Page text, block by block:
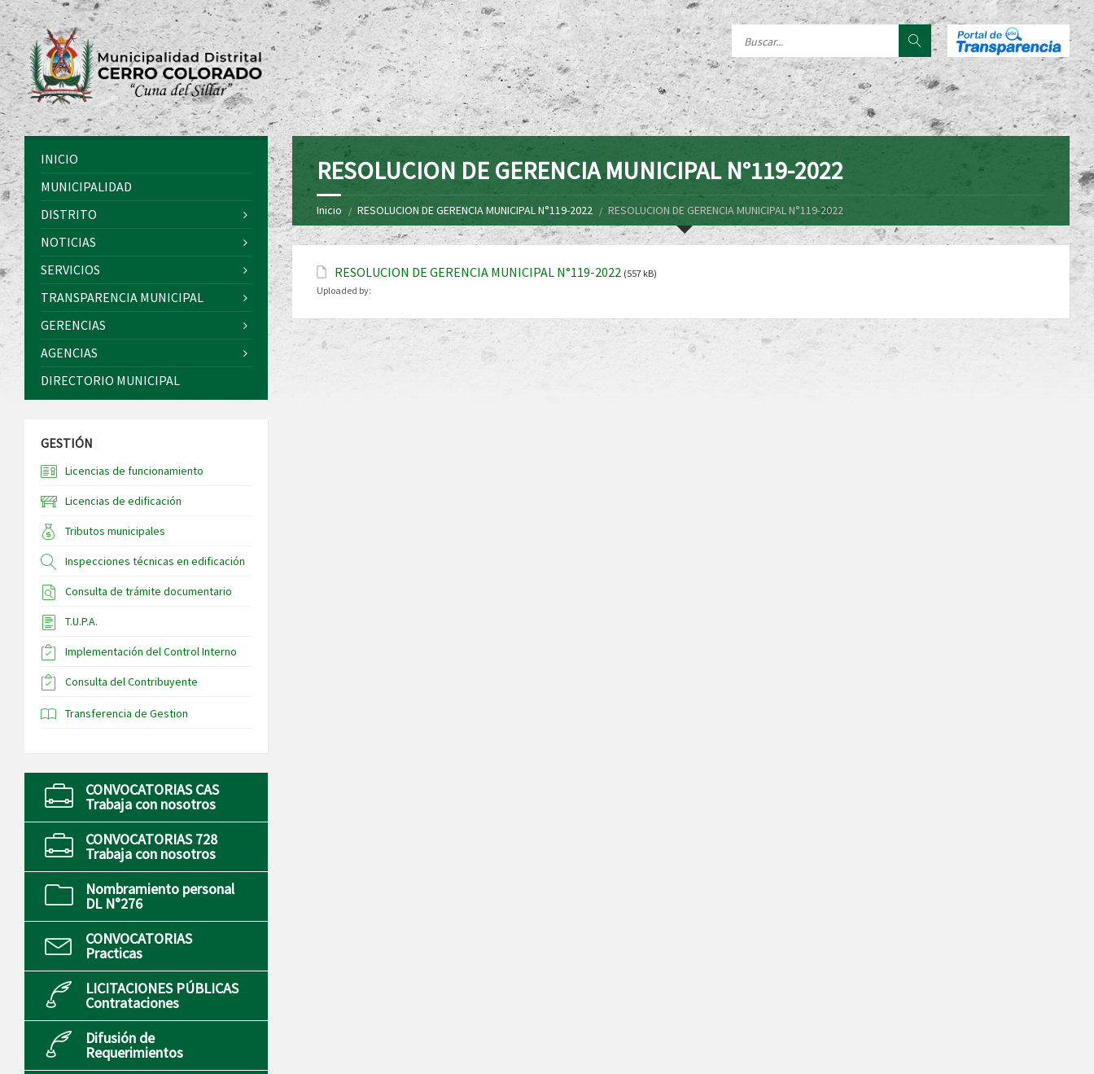
RESOLUCION DE GERENCIA MUNICIPAL N°119-2022
Inicio RESOLUCION DE GERENCIA MUNICIPAL N°119-2022 RESOLUCION DE GERENCIA MUNICIPAL N°119-2022
RESOLUCION DE GERENCIA MUNICIPAL N°119-2022 (557 kB)
Uploaded by:
INICIO
MUNICIPALIDAD
DISTRITO
NOTICIAS
SERVICIOS
TRANSPARENCIA MUNICIPAL
GERENCIAS
AGENCIAS
DIRECTORIO MUNICIPAL
GESTIÓN
Licencias de funcionamiento
Licencias de edificación
Tributos municipales
Inspecciones técnicas en edificación
Consulta de trámite documentario
T.U.P.A.
Implementación del Control Interno
Consulta del Contribuyente
Transferencia de Gestion
CONVOCATORIAS CAS
Trabaja con nosotros
CONVOCATORIAS 728
Trabaja con nosotros
Nombramiento personal
DL N°276
CONVOCATORIAS
Practicas
LICITACIONES PÚBLICAS
Contrataciones
Difusión de
Requerimientos